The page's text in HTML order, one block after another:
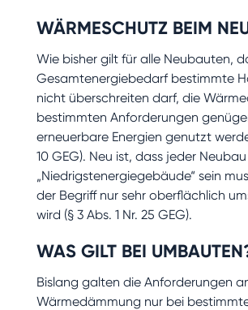
WÄRMESCHUTZ BEIM
Wie bisher gilt für alle Neubauten,
Gesamtenergiebedarf bestimmte
nicht überschreiten darf, die
bestimmten Anforderungen
erneuerbare Energien genutzt
10 GEG). Neu ist, dass jeder
„Niedrigstenergiegebäude“ sein
der Begriff nur sehr oberflächlich
wird (§ 3 Abs. 1 Nr. 25 GEG).
WAS GILT BEI
Bislang galten die Anforderungen
Wärmedämmung nur bei